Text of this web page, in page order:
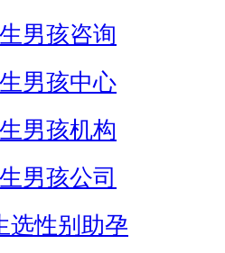
男孩咨询
男孩中心
男孩机构
男孩公司
选性别助孕